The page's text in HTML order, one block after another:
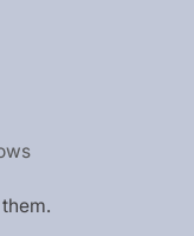
ws
them.